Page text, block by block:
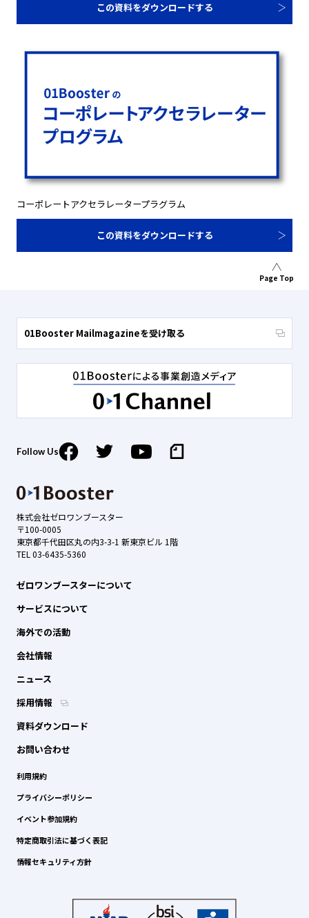
この資料をダウンロードする
コーポレートアクセラレータープラグラム
この資料をダウンロードする
Page Top
株式会社ゼロワンブースター
〒100-0005
東京都千代田区丸の内3-3-1 新東京ビル 1階
TEL 03-6435-5360
ゼロワンブースターについて
サービスについて
海外での活動
会社情報
ニュース
採用情報
資料ダウンロード
お問い合わせ
利用規約
プライバシーポリシー
イベント参加規約
特定商取引法に基づく表記
情報セキュリティ方針
01Booster Mailmagazineを受け取る
Follow Us